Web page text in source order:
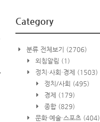
Category
분류 전체보기 (2706)
외침알림 (1)
정치·사회·경제 (1503)
정치/사회 (495)
경제 (179)
종합 (829)
문화·예술·스포츠 (404)